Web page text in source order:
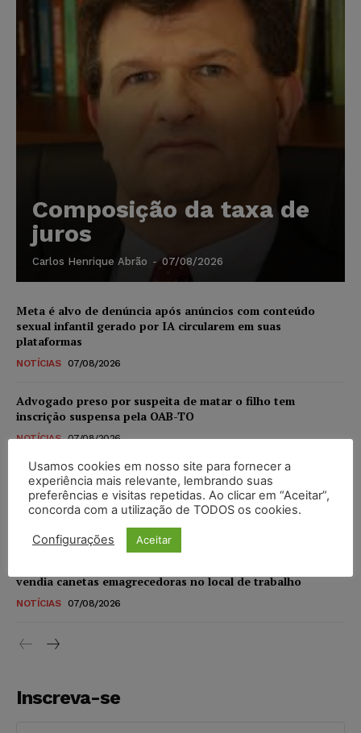
Composição da taxa de
juros
Carlos Henrique Abrão - 07/08/2026
Meta é alvo de denúncia após anúncios com conteúdo
sexual infantil gerado por IA circularem em suas
plataformas
NOTÍCIAS 07/08/2026
Advogado preso por suspeita de matar o filho tem
inscrição suspensa pela OAB-TO
NOTÍCIAS 07/08/2026
STF amplia isenção de IBS e CBS na compra de veículos
novos para pessoas com deficiência e autistas de todos os
níveis
07/08/2026
vendia canetas emagrecedoras no local de trabalho
NOTÍCIAS 07/08/2026
Inscreva-se
Usamos cookies em nosso site para fornecer a
experiência mais relevante, lembrando suas
preferências e visitas repetidas. Ao clicar em “Aceitar”,
concorda com a utilização de TODOS os cookies.
Configurações Aceitar